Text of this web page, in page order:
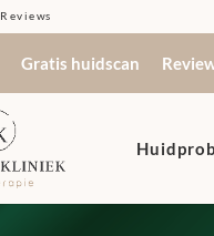
Reviews
Gratis huidscan